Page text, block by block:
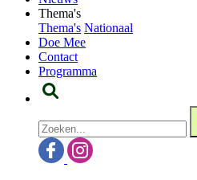
Thema's
Thema's Nationaal
Doe Mee
Contact
Programma